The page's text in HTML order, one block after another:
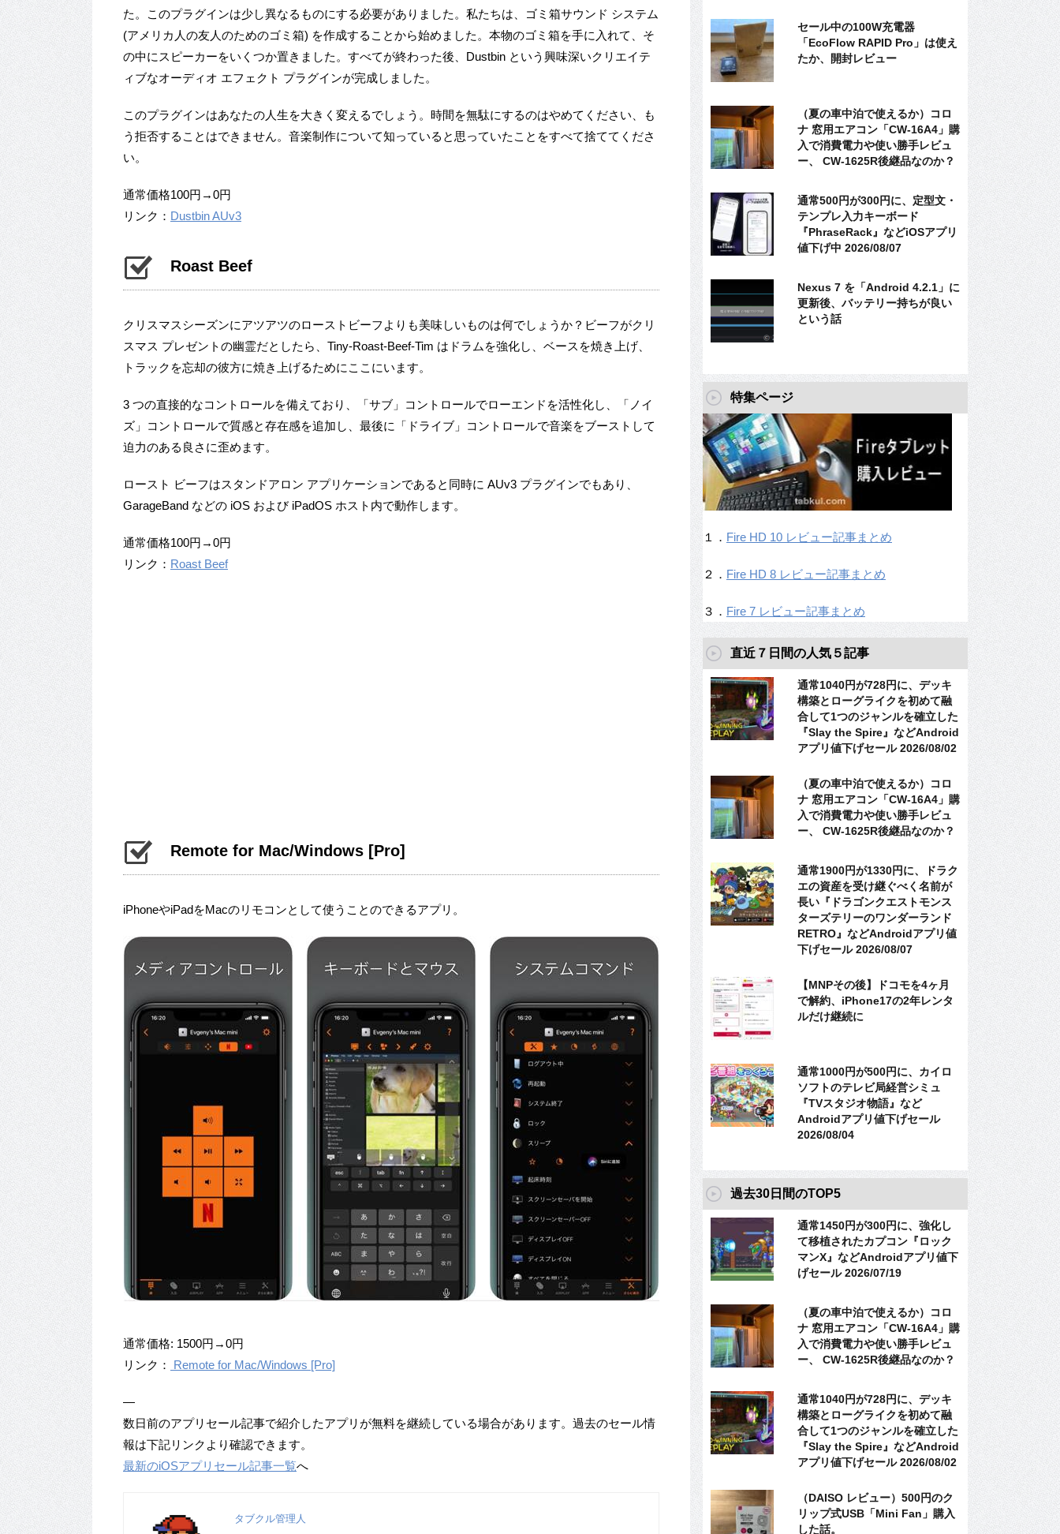
た。このプラグインは少し異なるものにする必要がありました。私たちは、ゴミ箱サウンド システム
(アメリカ人の友人のためのゴミ箱) を作成することから始めました。本物のゴミ箱を手に入れて、そ
の中にスピーカーをいくつか置きました。すべてが終わった後、Dustbin という興味深いクリエイテ
ィブなオーディオ エフェクト プラグインが完成しました。
このプラグインはあなたの人生を大きく変えるでしょう。時間を無駄にするのはやめてください、も
う拒否することはできません。音楽制作について知っていると思っていたことをすべて捨ててくださ
い。
通常価格100円→0円
リンク： Dustbin AUv3
Roast Beef
クリスマスシーズンにアツアツのローストビーフよりも美味しいものは何でしょうか？ビーフがクリ
スマス プレゼントの幽霊だとしたら、Tiny-Roast-Beef-Tim はドラムを強化し、ベースを焼き上げ、
トラックを忘却の彼方に焼き上げるためにここにいます。
3 つの直接的なコントロールを備えており、「サブ」コントロールでローエンドを活性化し、「ノイ
ズ」コントロールで質感と存在感を追加し、最後に「ドライブ」コントロールで音楽をブーストして
迫力のある良さに歪めます。
ロースト ビーフはスタンドアロン アプリケーションであると同時に AUv3 プラグインでもあり、
GarageBand などの iOS および iPadOS ホスト内で動作します。
通常価格100円→0円
リンク： Roast Beef
Remote for Mac/Windows [Pro]
iPhoneやiPadをMacのリモコンとして使うことのできるアプリ。
通常価格: 1500円→0円
リンク：
Remote for Mac/Windows [Pro]
―
数日前のアプリセール記事で紹介したアプリが無料を継続している場合があります。過去のセール情
報は下記リンクより確認できます。
最新のiOSアプリセール記事一覧へ
タブクル管理人
セール中の100W充電器
「EcoFlow RAPID Pro」は使え
たか、開封レビュー
（夏の車中泊で使えるか）コロ
ナ 窓用エアコン「CW-16A4」購
入で消費電力や使い勝手レビュ
ー、 CW-1625R後継品なのか？
通常500円が300円に、定型文・
テンプレ入力キーボード
『PhraseRack』などiOSアプリ
値下げ中 2026/08/07
Nexus 7 を「Android 4.2.1」に
更新後、バッテリー持ちが良い
という話
特集ページ
１． Fire HD 10 レビュー記事まとめ
２． Fire HD 8 レビュー記事まとめ
３． Fire 7 レビュー記事まとめ
直近７日間の人気５記事
通常1040円が728円に、デッキ
構築とローグライクを初めて融
合して1つのジャンルを確立した
『Slay the Spire』などAndroid
アプリ値下げセール 2026/08/02
（夏の車中泊で使えるか）コロ
ナ 窓用エアコン「CW-16A4」購
入で消費電力や使い勝手レビュ
ー、 CW-1625R後継品なのか？
通常1900円が1330円に、ドラク
エの資産を受け継ぐべく名前が
長い『ドラゴンクエストモンス
ターズテリーのワンダーランド
RETRO』などAndroidアプリ値
下げセール 2026/08/07
【MNPその後】ドコモを4ヶ月
で解約、iPhone17の2年レンタ
ルだけ継続に
通常1000円が500円に、カイロ
ソフトのテレビ局経営シミュ
『TVスタジオ物語』など
Androidアプリ値下げセール
2026/08/04
過去30日間のTOP5
通常1450円が300円に、強化し
て移植されたカプコン『ロック
マンX』などAndroidアプリ値下
げセール 2026/07/19
（夏の車中泊で使えるか）コロ
ナ 窓用エアコン「CW-16A4」購
入で消費電力や使い勝手レビュ
ー、 CW-1625R後継品なのか？
通常1040円が728円に、デッキ
構築とローグライクを初めて融
合して1つのジャンルを確立した
『Slay the Spire』などAndroid
アプリ値下げセール 2026/08/02
（DAISO レビュー）500円のク
リップ式USB「Mini Fan」購入
した話。